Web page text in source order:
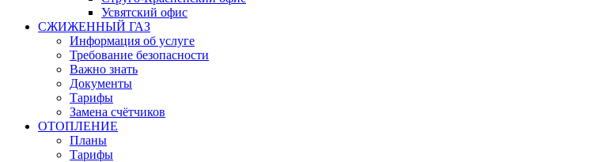
Усвятский офис
СЖИЖЕННЫЙ ГАЗ
Информация об услуге
Требование безопасности
Важно знать
Документы
Тарифы
Замена счётчиков
ОТОПЛЕНИЕ
Планы
Тарифы